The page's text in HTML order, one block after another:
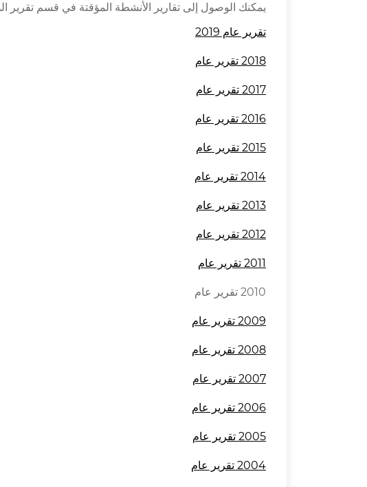
يمكنك الوصول إلى تقارير الأنشطة المؤقتة في قسم تقرير
تقرير عام 2019
2018 تقرير عام
2017 تقرير عام
2016 تقرير عام
2015 تقرير عام
2014 تقرير عام
2013 تقرير عام
2012 تقرير عام
2011 تقرير عام
2010 تقرير عام
2009 تقرير عام
2008 تقرير عام
2007 تقرير عام
2006 تقرير عام
2005 تقرير عام
2004 تقرير عام